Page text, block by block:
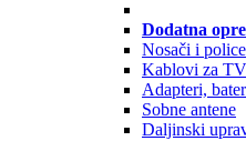
Dodatna
Nosači i police
Kablovi za
Adapteri,
Sobne antene
Daljinski